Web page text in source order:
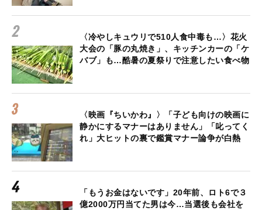
〈冷やしキュウリで510人食中毒も…〉花火
大会の「豚の丸焼き」、キッチンカーの「ケ
バブ」も…酷暑の夏祭りで注意したい食べ物
〈映画『ちいかわ』〉「子ども向けの映画に
静かにするマナーはありません」「叱ってく
れ」大ヒットの裏で鑑賞マナー論争が白熱
「もうお金はないです」20年前、ロト6で３
億2000万円当てた男は今…当選後も会社を